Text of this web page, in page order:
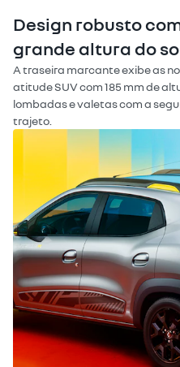
Design robusto
grande altura do
A traseira marcante exibe as
atitude SUV com 185 mm de
lombadas e valetas com a
trajeto.